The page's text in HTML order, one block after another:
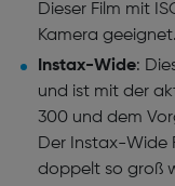
Dieser Film mit
Kamera geeignet.
Instax-Wide:
und ist mit der
300 und dem
Der Instax-Wide
doppelt so groß